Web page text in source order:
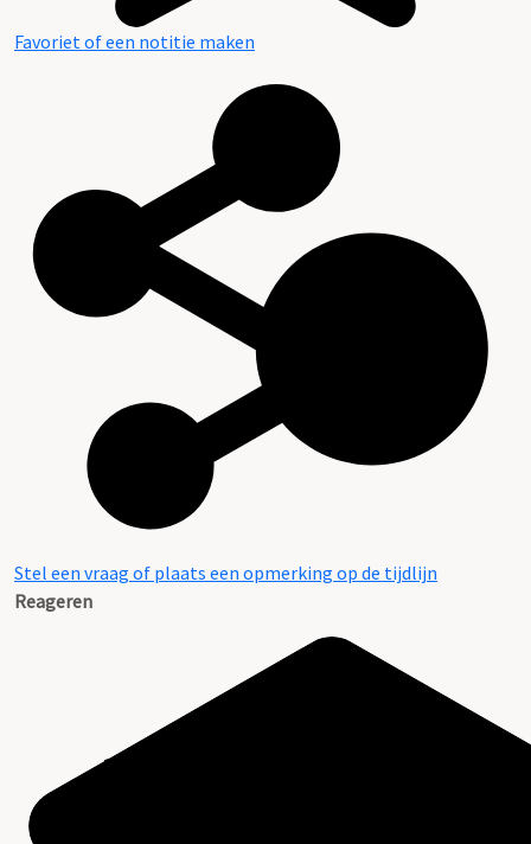
Favoriet of een notitie maken
Stel een vraag of plaats een opmerking op de tijdlijn
Reageren